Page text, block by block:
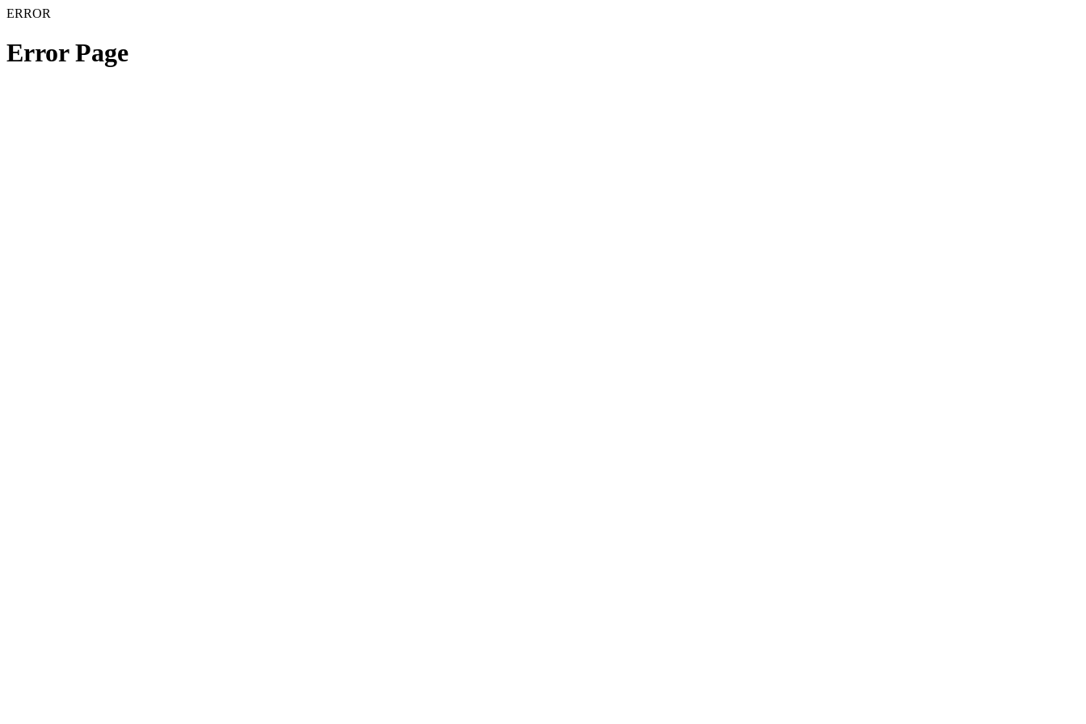
ERROR
Error Page